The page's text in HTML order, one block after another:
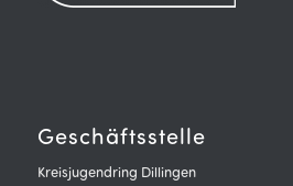
Geschäftsstelle
Kreisjugendring Dillingen